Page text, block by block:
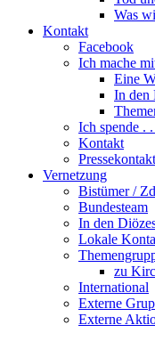
Was
Kontakt
Facebook
Ich mache
Eine
In den
Ich spende . .
Kontakt
Vernetzung
Bistümer /
Bundesteam
In den
Lokale
zu
International
Externe
Externe